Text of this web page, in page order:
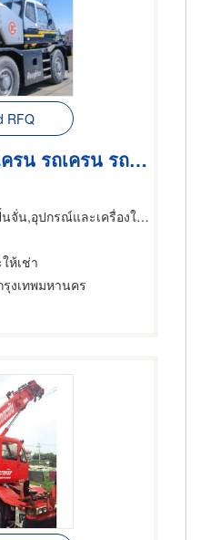
RFQ
เช่ารถเครน ขายรถเครน รถเครน รถยก ขายรถกระเช้า เช่ารถกระเช้า
องใช้สำหรับผู้รับเหมาก่อสร้าง,อุปกรณ์และเครื่องใช้ก่อสร้าง
ห้เช่า
รุงเทพมหานคร